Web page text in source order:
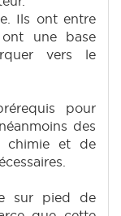
Ils ont entre
une base
vers le
pour
des
chimie et de
sur pied de